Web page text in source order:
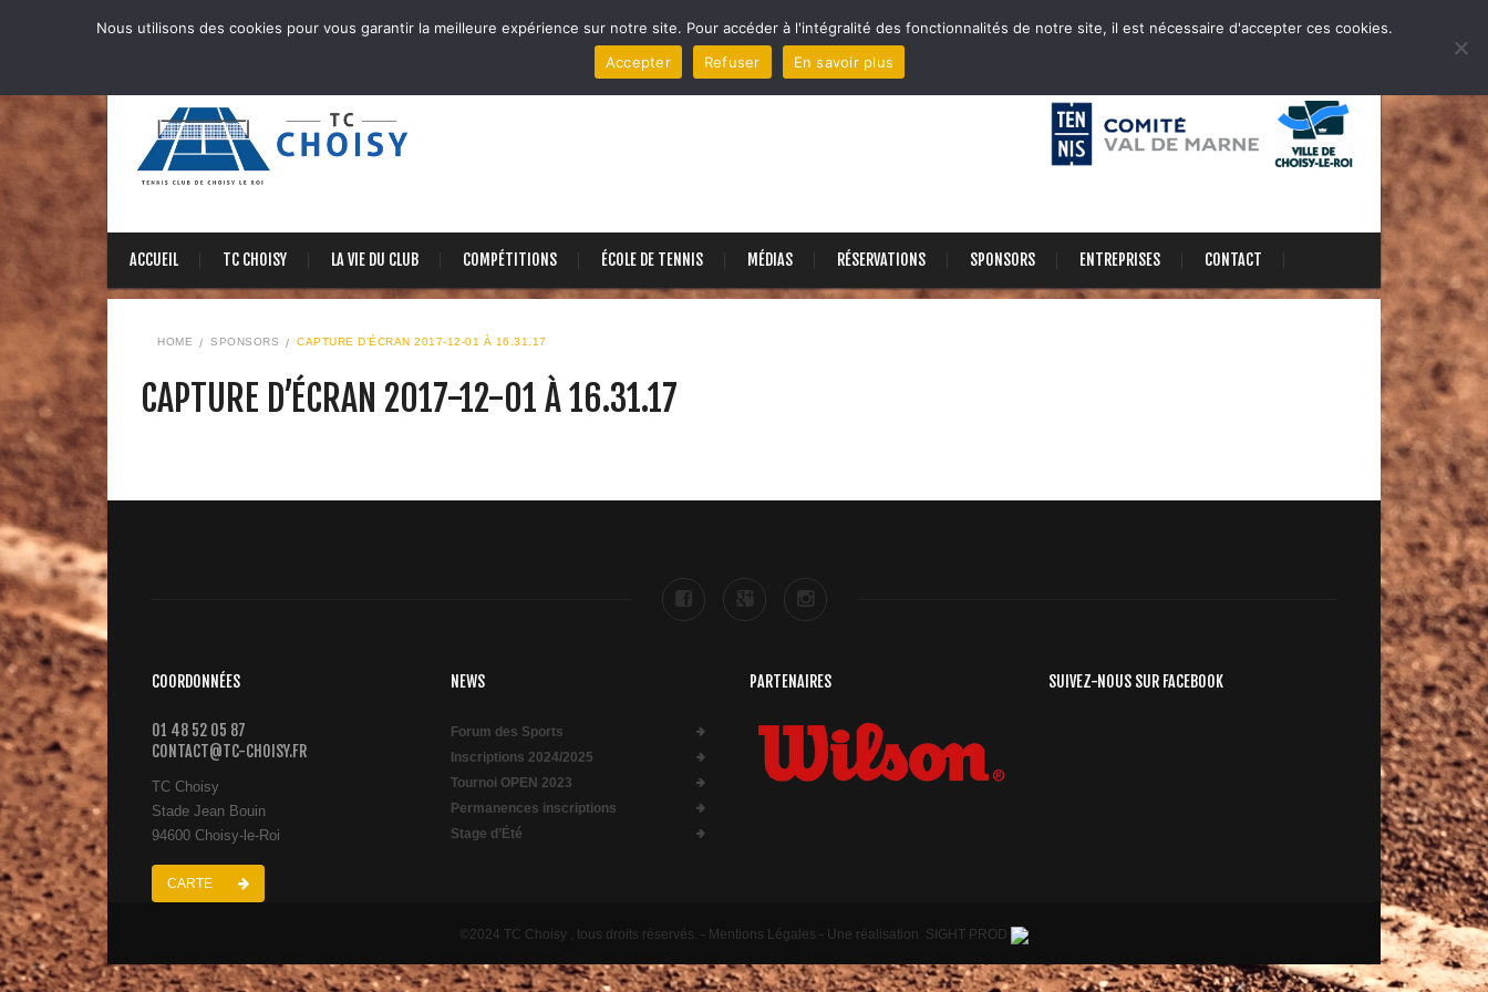
ACCUEIL TC CHOISY LA VIE DU CLUB COMPÉTITIONS ÉCOLE DE TENNIS MÉDIAS RÉSERVATIONS SPONSORS ENTREPRISES CONTACT
HOME SPONSORS CAPTURE D’ÉCRAN 2017-12-01 À 16.31.17
CAPTURE D’ÉCRAN 2017-12-01 À 16.31.17
COORDONNÉES
01 48 52 05 87
CONTACT@TC-CHOISY.FR
TC Choisy
Stade Jean Bouin
94600 Choisy-le-Roi
CARTE
NEWS
Forum des Sports
Inscriptions 2024/2025
Tournoi OPEN 2023
Permanences inscriptions
Stage d’Été
PARTENAIRES SUIVEZ-NOUS SUR FACEBOOK
©2024 TC Choisy , tous droits réservés. - Mentions Légales - Une réalisation SIGHT PROD
Nous utilisons des cookies pour vous garantir la meilleure expérience sur notre site. Pour accéder à l'intégralité des fonctionnalités de notre site, il est nécessaire d'accepter ces cookies.
Accepter
Refuser En savoir plus